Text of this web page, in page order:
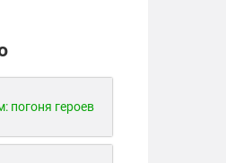
погоня героев